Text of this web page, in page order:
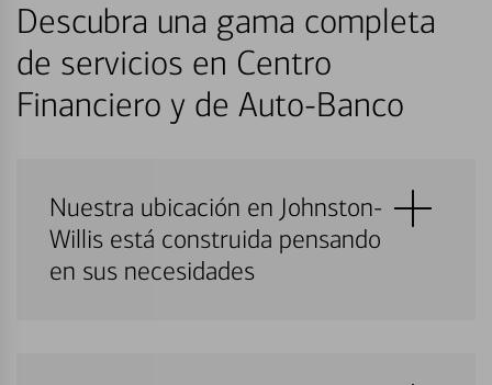
Descubra una gama completa
de servicios en Centro
Financiero y de Auto-Banco
Nuestra ubicación en Johnston-
Willis está construida pensando
en sus necesidades